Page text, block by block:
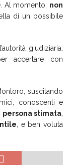
Al momento, non
di un possibile
giudiziaria,
accertare con
suscitando
conoscenti e
persona stimata,
, e ben voluta